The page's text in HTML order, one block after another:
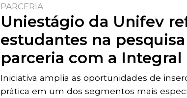
PARCERIA
Uniestágio da Unifev
estudantes na
parceria com a Integral
Iniciativa amplia as oportunidades de
prática em um dos segmentos mais